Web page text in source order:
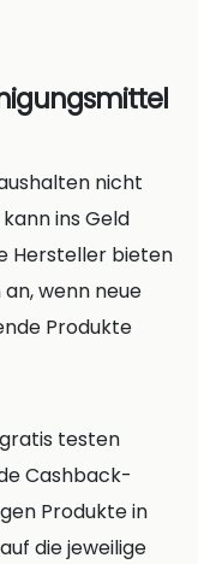
nicht
ins Geld
Hersteller bieten
wenn neue
Produkte
testen
Cashback-
Produkte in
die jeweilige